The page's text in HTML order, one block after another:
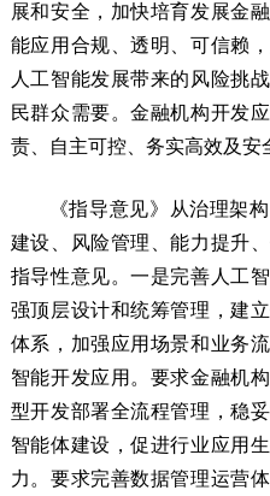
展和安全，加快培育发展金
能应用合规、透明、可信赖
人工智能发展带来的风险挑
民群众需要。金融机构开发
责、自主可控、务实高效及安
《指导意见》从治理架
建设、风险管理、能力提升
指导性意见。一是完善人工
强顶层设计和统筹管理，建
体系，加强应用场景和业务
智能开发应用。要求金融机
型开发部署全流程管理，稳
智能体建设，促进行业应用
力。要求完善数据管理运营